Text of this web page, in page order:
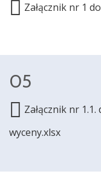
Załącznik nr 1
05
Załącznik nr
wyceny.xlsx